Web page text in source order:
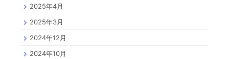
2025年4月
2025年3月
2024年12月
2024年10月